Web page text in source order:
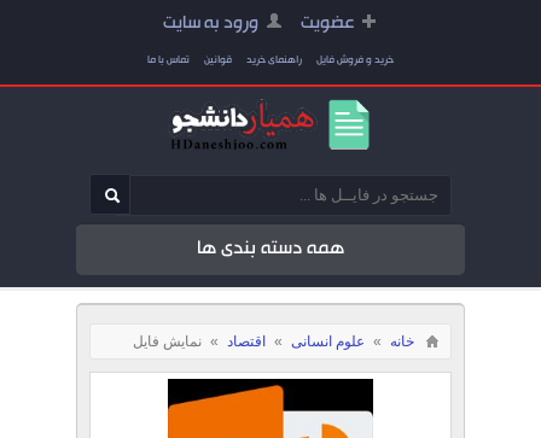
عضویت ورود به سایت
خرید و فروش فایل راهنمای خرید قوانین تماس با ما
همه دسته بندی ها
خانه » علوم انسانی » اقتصاد » نمایش فایل